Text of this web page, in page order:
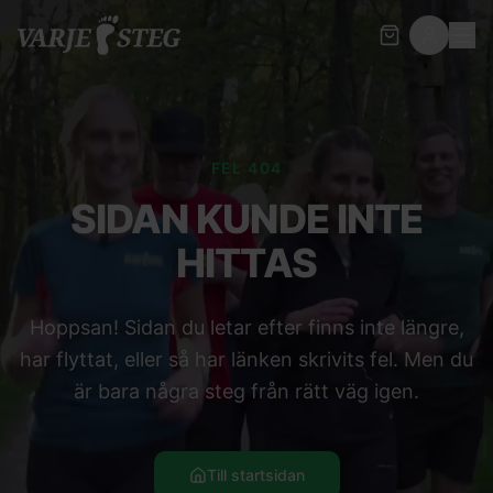
FEL 404
SIDAN KUNDE INTE
HITTAS
Hoppsan! Sidan du letar efter finns inte längre,
har flyttat, eller så har länken skrivits fel. Men du
är bara några steg från rätt väg igen.
Till startsidan